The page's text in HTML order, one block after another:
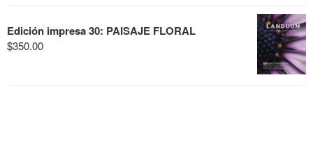
Edición impresa 30: PAISAJE FLORAL
$350.00